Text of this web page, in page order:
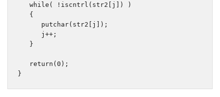
while ( ! iscntrl ( str2 [ j ])
)
{
      putchar
( str2 [ j ]);
      j
++;
}
return (0 );
}